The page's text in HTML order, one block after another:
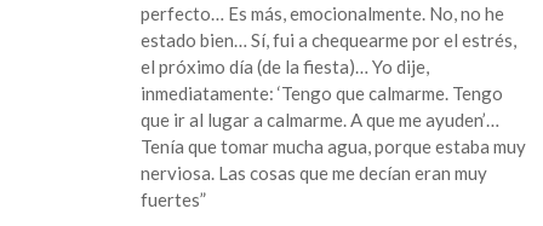
perfecto… Es más, emocionalmente. No, no he
estado bien… Sí, fui a chequearme por el estrés,
el próximo día (de la fiesta)… Yo dije,
inmediatamente: ‘Tengo que calmarme. Tengo
que ir al lugar a calmarme. A que me ayuden’…
Tenía que tomar mucha agua, porque estaba muy
nerviosa. Las cosas que me decían eran muy
fuertes”